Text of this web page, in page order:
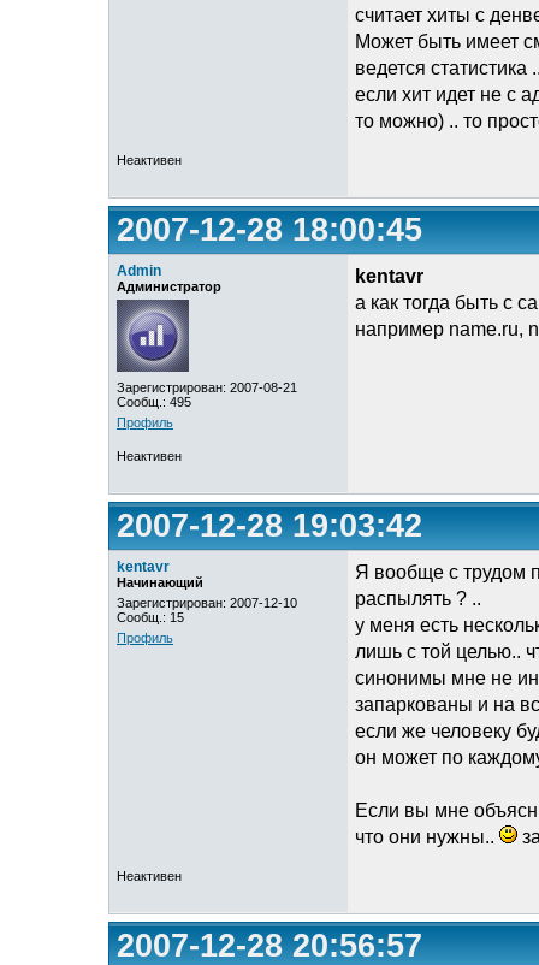
считает хиты с
Может быть имеет
ведется
если хит идет не с
то можно) .. то
Неактивен
2007-12-28 18:00:45
Admin
Администратор
Зарегистрирован: 2007-08-21
Сообщ.: 495
Профиль
kentavr
а как тогда быть с
например name.ru,
Неактивен
2007-12-28 19:03:42
kentavr
Начинающий
Зарегистрирован: 2007-12-10
Сообщ.: 15
Профиль
Я вообще с трудом
распылять ? ..
у меня есть
лишь с той целью..
синонимы мне не
запаркованы и на
если же человеку
он может по
Если вы мне
что они нужны..
Неактивен
2007-12-28 20:56:57